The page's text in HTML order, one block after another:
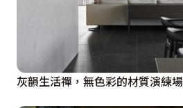
灰韻生活禪，無色彩的材質演練場